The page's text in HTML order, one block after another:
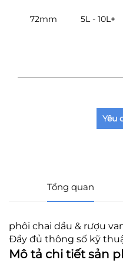
72mm 5L - 10L+
Yêu
Tổng quan
phôi chai dầu & rượu
Đầy đủ thông số kỹ
Mô tả chi tiết sản